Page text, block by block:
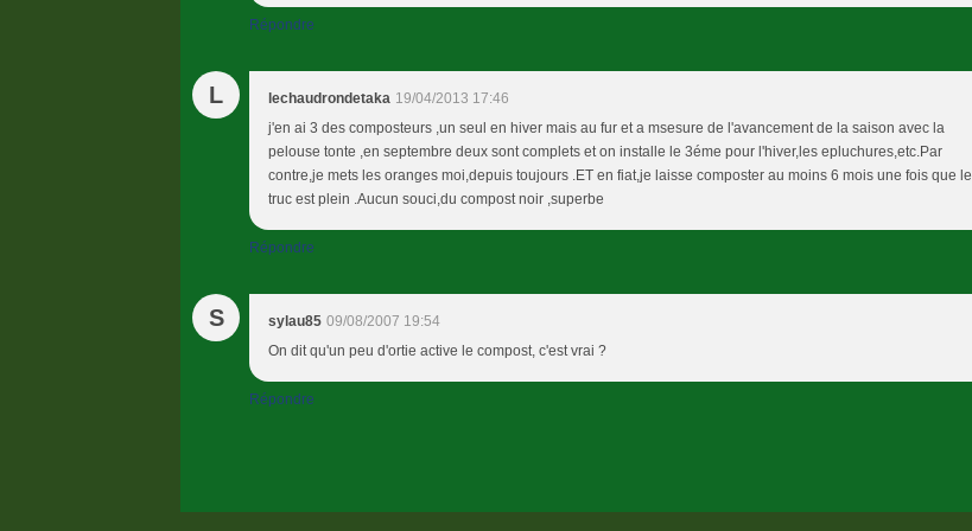
Répondre
L lechaudrondetaka 19/04/2013 17:46
j'en ai 3 des composteurs ,un seul en hiver mais au fur et a msesure de l'avancement de la saison avec la
pelouse tonte ,en septembre deux sont complets et on installe le 3éme pour l'hiver,les epluchures,etc.Par
contre,je mets les oranges moi,depuis toujours .ET en fiat,je laisse composter au moins 6 mois une fois que le
truc est plein .Aucun souci,du compost noir ,superbe
Répondre
S sylau85 09/08/2007 19:54
On dit qu'un peu d'ortie active le compost, c'est vrai ?
Répondre